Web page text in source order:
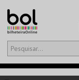
Olá,iniciar sessão